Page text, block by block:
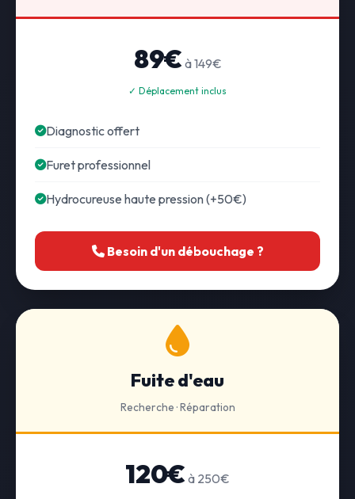
89€ à 149€
✓ Déplacement inclus
Diagnostic offert
Furet professionnel
Hydrocureuse haute pression (+50€)
Besoin d'un débouchage ?
Fuite d'eau
Recherche · Réparation
120€ à 250€